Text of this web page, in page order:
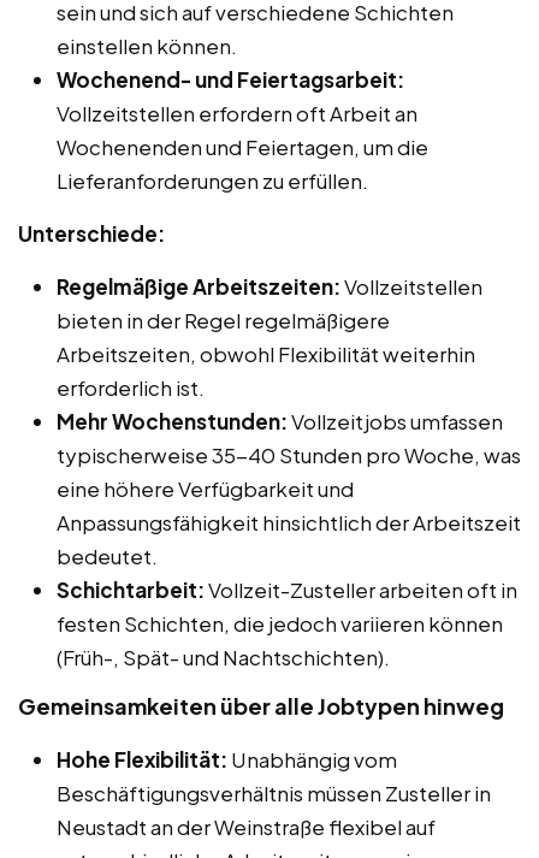
sein und sich auf verschiedene Schichten
einstellen können.
Wochenend- und Feiertagsarbeit:
Vollzeitstellen erfordern oft Arbeit an
Wochenenden und Feiertagen, um die
Lieferanforderungen zu erfüllen.
Unterschiede:
Regelmäßige Arbeitszeiten:Vollzeitstellen
bieten in der Regel regelmäßigere
Arbeitszeiten, obwohl Flexibilität weiterhin
erforderlich ist.
Mehr Wochenstunden:Vollzeitjobs umfassen
typischerweise 35-40 Stunden pro Woche, was
eine höhere Verfügbarkeit und
Anpassungsfähigkeit hinsichtlich der Arbeitszeit
bedeutet.
Schichtarbeit:Vollzeit-Zusteller arbeiten oft in
festen Schichten, die jedoch variieren können
(Früh-, Spät- und Nachtschichten).
Gemeinsamkeiten über alle Jobtypen hinweg
Hohe Flexibilität: Unabhängig vom
Beschäftigungsverhältnis müssen Zusteller in
Neustadt an der Weinstraße flexibel auf